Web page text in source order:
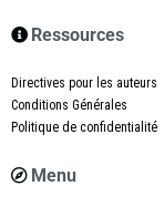
Ressources
Directives pour les auteurs
Conditions Générales
Politique de confidentialité
Menu